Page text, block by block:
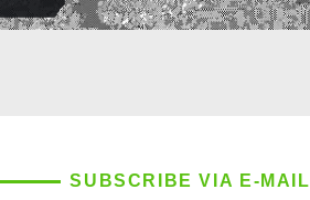
SUBSCRIBE VIA E-MAIL